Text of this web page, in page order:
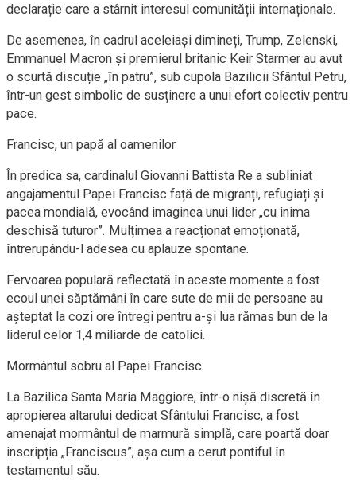
declarație care a stârnit interesul comunității internaționale.
De asemenea, în cadrul aceleiași dimineți, Trump, Zelenski,
Emmanuel Macron și premierul britanic Keir Starmer au avut
o scurtă discuție „în patru”, sub cupola Bazilicii Sfântul Petru,
într-un gest simbolic de susținere a unui efort colectiv pentru
pace.
Francisc, un papă al oamenilor
În predica sa, cardinalul Giovanni Battista Re a subliniat
angajamentul Papei Francisc față de migranți, refugiați și
pacea mondială, evocând imaginea unui lider „cu inima
deschisă tuturor”. Mulțimea a reacționat emoționată,
întrerupându-l adesea cu aplauze spontane.
Fervoarea populară reflectată în aceste momente a fost
ecoul unei săptămâni în care sute de mii de persoane au
așteptat la cozi ore întregi pentru a-și lua rămas bun de la
liderul celor 1,4 miliarde de catolici.
Mormântul sobru al Papei Francisc
La Bazilica Santa Maria Maggiore, într-o nișă discretă în
apropierea altarului dedicat Sfântului Francisc, a fost
amenajat mormântul de marmură simplă, care poartă doar
inscripția „Franciscus”, așa cum a cerut pontiful în
testamentul său.